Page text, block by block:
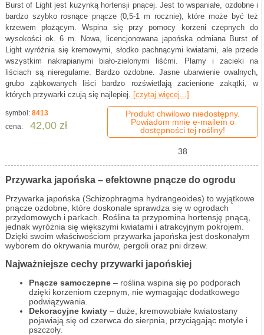
Burst of Light jest kuzynką hortensji pnącej. Jest to wspaniałe, ozdobne i
bardzo szybko rosnące pnącze (0,5-1 m rocznie), które może być też
krzewem płożącym. Wspina się przy pomocy korzeni czepnych do
wysokości ok. 6 m. Nowa, licencjonowana japońska odmiana Burst of
Light wyróżnia się kremowymi, słodko pachnącymi kwiatami, ale przede
wszystkim nakrapianymi biało-zielonymi liśćmi. Plamy i zacieki na
liściach są nieregularne. Bardzo ozdobne. Jasne ubarwienie owalnych,
grubo ząbkowanych liści bardzo rozświetlają zacienione zakątki, w
których przywarki czują się najlepiej. [czytaj więcej...]
symbol: 8413
cena:
42,00 zł
Produkt chwilowo niedostępny.
Powiadom mnie e-mailem o
dostępności tej rośliny!
38
Przywarka japońska – efektowne pnącze do ogrodu
Przywarka japońska (Schizophragma hydrangeoides) to wyjątkowe
pnącze ozdobne, które doskonale sprawdza się w ogrodach
przydomowych i parkach. Roślina ta przypomina hortensję pnącą,
jednak wyróżnia się większymi kwiatami i atrakcyjnym pokrojem.
Dzięki swoim właściwościom przywarka japońska jest doskonałym
wyborem do okrywania murów, pergoli oraz pni drzew.
Najważniejsze cechy przywarki japońskiej
Pnącze samoczepne– roślina wspina się po podporach
dzięki korzeniom czepnym, nie wymagając dodatkowego
podwiązywania.
Dekoracyjne kwiaty– duże, kremowobiałe kwiatostany
pojawiają się od czerwca do sierpnia, przyciągając motyle i
pszczoły.